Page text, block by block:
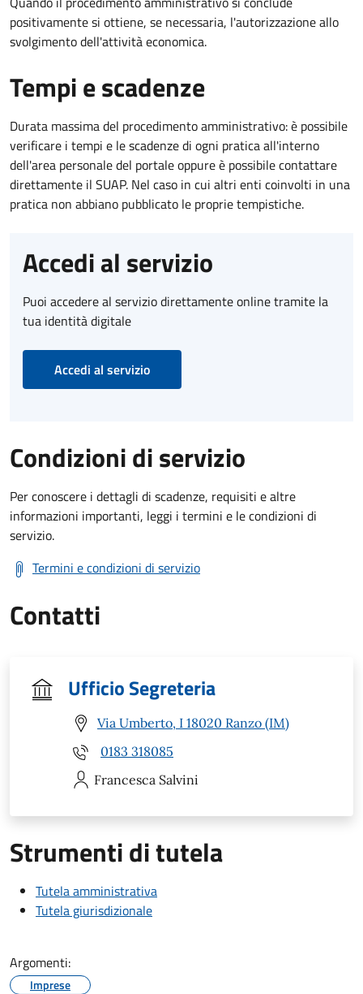
positivamente si ottiene, se necessaria, l'autorizzazione allo
svolgimento dell'attività economica.
Tempi e scadenze
Durata massima del procedimento amministrativo: è possibile
verificare i tempi e le scadenze di ogni pratica all'interno
dell'area personale del portale oppure è possibile contattare
direttamente il SUAP. Nel caso in cui altri enti coinvolti in una
pratica non abbiano pubblicato le proprie tempistiche.
Accedi al servizio
Puoi accedere al servizio direttamente online tramite la
tua identità digitale
Accedi al servizio
Condizioni di servizio
Per conoscere i dettagli di scadenze, requisiti e altre
informazioni importanti, leggi i termini e le condizioni di
servizio.
Termini e condizioni di servizio
Contatti
Ufficio Segreteria
Via Umberto, I 18020 Ranzo (IM)
0183 318085
Francesca Salvini
Strumenti di tutela
Tutela amministrativa
Tutela giurisdizionale
Argomenti:
Imprese